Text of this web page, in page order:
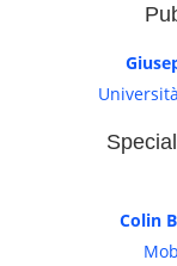
Colin